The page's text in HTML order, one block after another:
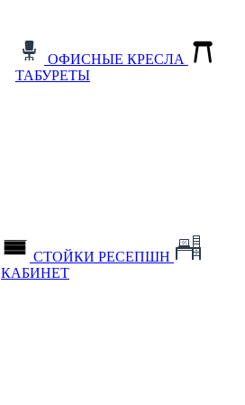
ОФИСНЫЕ КРЕСЛА
ТАБУРЕТЫ
СТОЙКИ РЕСЕПШН
КАБИНЕТ